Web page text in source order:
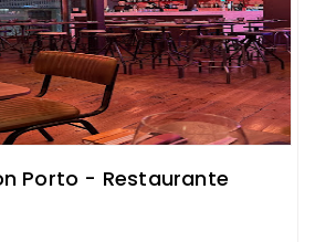
Porto - Restaurante